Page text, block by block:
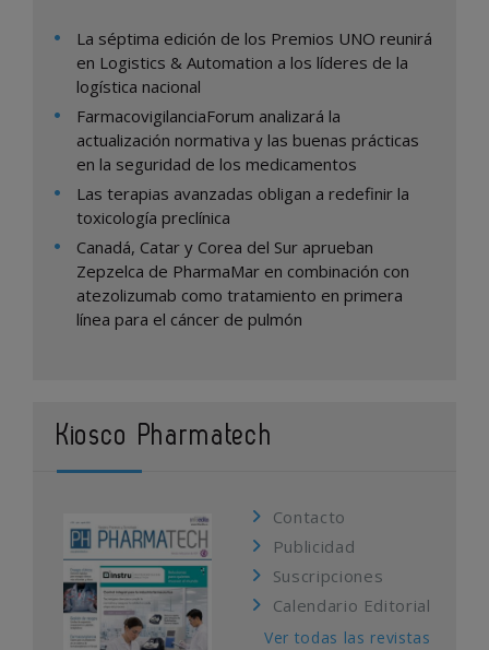
La séptima edición de los Premios UNO reunirá
en Logistics & Automation a los líderes de la
logística nacional
FarmacovigilanciaForum analizará la
actualización normativa y las buenas prácticas
en la seguridad de los medicamentos
Las terapias avanzadas obligan a redefinir la
toxicología preclínica
Canadá, Catar y Corea del Sur aprueban
Zepzelca de PharmaMar en combinación con
atezolizumab como tratamiento en primera
línea para el cáncer de pulmón
Kiosco Pharmatech
Contacto
Publicidad
Suscripciones
Calendario Editorial
Ver todas las revistas